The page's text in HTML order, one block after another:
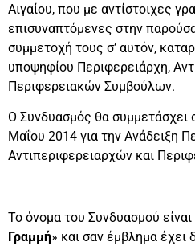
Αιγαίου, που με
επισυναπτόμενες στην
συμμετοχή τους σ’ αυτόν,
υποψηφίου Περιφερειάρχη,
Περιφερειακών Συμβούλων.
Ο Συνδυασμός θα συμμετάσχει
Μαΐου 2014 για την Ανάδειξη
Αντιπεριφερειαρχών και
Το όνομα του Συνδυασμού είναι
Γραμμή» και σαν έμβλημα έχει